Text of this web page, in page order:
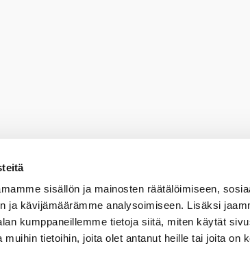
sisällön ja mainosten räätälöimiseen,
ja kävijämäärämme analysoimiseen. Lisäksi
kumppaneillemme tietoja siitä, miten käytät
muihin tietoihin, joita olet antanut heille tai joita on